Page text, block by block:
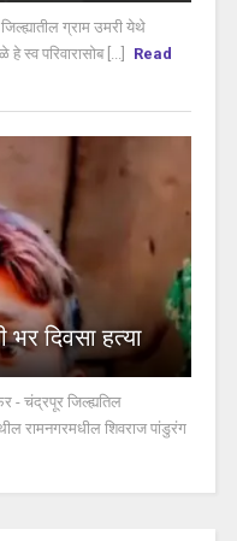
ग्राम उमरी येथे
हे स्व परिवारासोब [...]
Read
दिवसा हत्या
- चंद्रपूर जिल्ह्यतिल
रामनगरमधील शिवराज पांडुरंग